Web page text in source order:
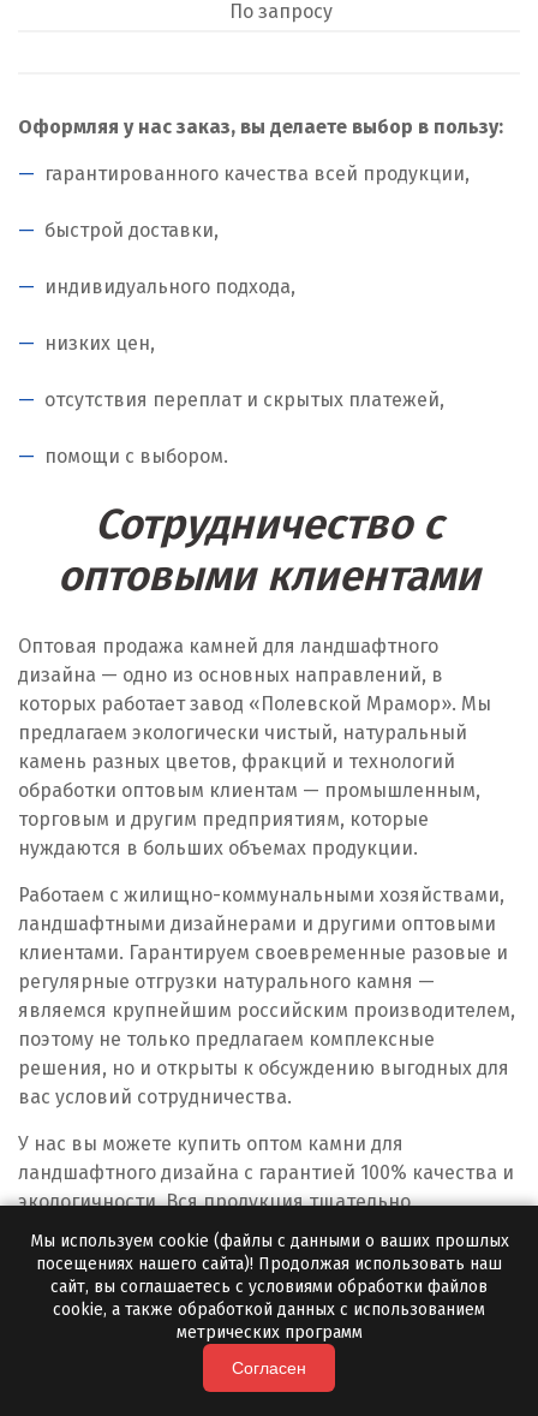
Мытищи
Набарежные Челны
Надым
Наро-Фоминск
Невьянск
Нефтеюганск
Нижневартовск
Нижний Новгород
Новгород
Новокоалиновый
Новокузнецк
Новороссийск
Новоуральск
Новоуткинск
Новый Уренгой
Ногинск
Ноябрьск
Нягань
О
Одинцово
По запросу
Оформляя у нас заказ, вы делаете выбор в пользу:
гарантированного качества всей продукции,
быстрой доставки,
индивидуального подхода,
низких цен,
отсутствия переплат и скрытых платежей,
помощи с выбором.
Сотрудничество с
оптовыми клиентами
Оптовая продажа камней для ландшафтного
дизайна — одно из основных направлений, в
которых работает завод «Полевской Мрамор». Мы
предлагаем экологически чистый, натуральный
камень разных цветов, фракций и технологий
обработки оптовым клиентам — промышленным,
торговым и другим предприятиям, которые
нуждаются в больших объемах продукции.
Работаем с жилищно-коммунальными хозяйствами,
ландшафтными дизайнерами и другими оптовыми
клиентами. Гарантируем своевременные разовые и
регулярные отгрузки натурального камня —
являемся крупнейшим российским производителем,
поэтому не только предлагаем комплексные
решения, но и открыты к обсуждению выгодных для
вас условий сотрудничества.
У нас вы можете купить оптом камни для
ландшафтного дизайна с гарантией 100% качества и
экологичности. Вся продукция тщательно
проверяется перед отгрузкой, поэтому мы уверены в
отсутствии посторонних включений. Работаем по
договору, контролируем качество натурального
камня, предлагаем отсрочку платежа и другие
бонусы постоянным клиентам.
«Полевской Мрамор» — только выгодные и
Мы используем cookie (файлы с данными о ваших прошлых
посещениях нашего сайта)! Продолжая использовать наш
сайт, вы соглашаетесь с условиями обработки файлов
cookie, а также обработкой данных с использованием
метрических программ
Согласен